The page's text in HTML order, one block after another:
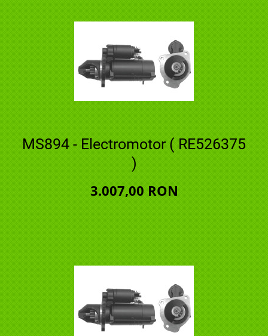
MS894 - Electromotor ( RE526375
)
3.007,00 RON